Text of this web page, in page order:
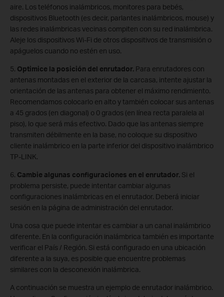
aire. Los teléfonos inalámbricos, monitores para bebés,
dispositivos Bluetooth (es decir, parlantes inalámbricos, mouse) y
las redes inalámbricas vecinas compiten con su red inalámbrica.
Aleje los dispositivos Wi-Fi de otros dispositivos de transmisión o
apáguelos cuando no estén en uso.
5. Optimice la posición del enrutador. Para enrutadores con
antenas montadas en el exterior de la carcasa, intente ajustar la
orientación de las antenas para obtener el máximo rendimiento.
Recomendamos colocarlo en alto y también colocar sus antenas
a 45 grados (en diagonal) o 0 grados (en línea recta paralela al
piso), lo que será más efectivo. Dado que las antenas siempre
transmiten débilmente en la base, no coloque su dispositivo
cliente inalámbrico en la parte inferior del dispositivo inalámbrico
TP-LINK.
6. Cambie algunas configuraciones en el enrutador. Si el
problema persiste, puede intentar cambiar algunas
configuraciones inalámbricas en el enrutador. Deberá iniciar
sesión en la página de administración del enrutador.
Una cosa que puede intentar es cambiar a un canal inalámbrico
diferente. En la configuración inalámbrica también es importante
verificar el País / Región. Si está configurado en una ubicación
diferente a la suya, es posible que encuentre problemas
similares con la desconexión inalámbrica.
A continuación se muestra un ejemplo de enrutador inalámbrico.